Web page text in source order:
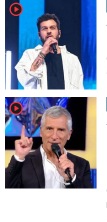
player2
player2